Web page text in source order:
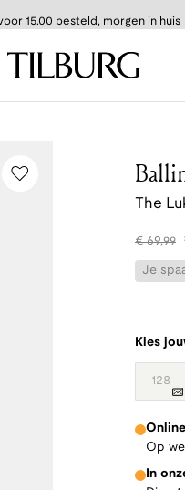
15.00 besteld, morgen in huis
The
€69,99
Je
Kies
128
Op
In